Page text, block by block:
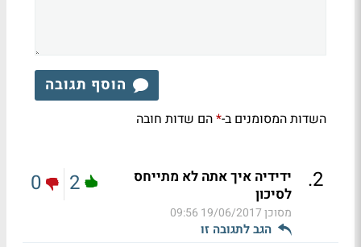
הוסף תגובה
השדות המסומנים ב-*הם שדות חובה
2
.
ידידיה איך אתה לא מתייחס
לסיכון
מסוכן19/06/2017 09:56
הגב לתגובה זו
2
0